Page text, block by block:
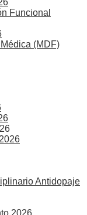
Funcional
(MDF)
Antidopaje
2026